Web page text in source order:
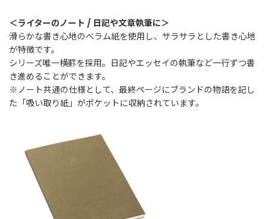
＜ライターのノート / 日記や文章執筆に＞
滑らかな書き心地のべラム紙を使用し、サラサラとした書き心地
が特徴です。
シリーズ唯一横罫を採用。日記やエッセイの執筆など一行ずつ書
き進めることができます。
※ノート共通の仕様として、最終ページにブランドの物語を記し
た「吸い取り紙」がポケットに収納されています。